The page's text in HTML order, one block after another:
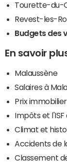
Tourette-du-
Revest-les-
Budgets des
En savoir
Malaussène
Salaires à
Prix
Impôts et l'ISF
Climat et
Accidents de
Classement